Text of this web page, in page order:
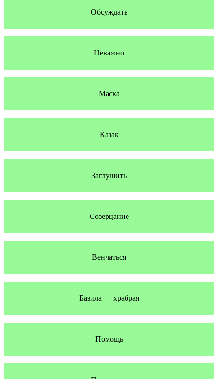
Обсуждать
Неважно
Маска
Казак
Заглушить
Созерцание
Венчаться
Базила — храбрая
Помощь